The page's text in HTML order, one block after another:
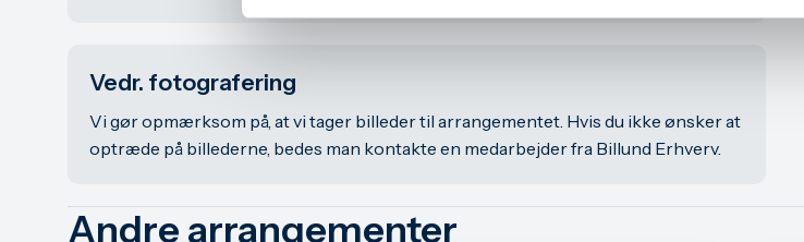
Vedr. fotografering
Vi gør opmærksom på, at vi tager billeder til arrangementet. Hvis du ikke ønsker at
optræde på billederne, bedes man kontakte en medarbejder fra Billund Erhverv.
Andre arrangementer